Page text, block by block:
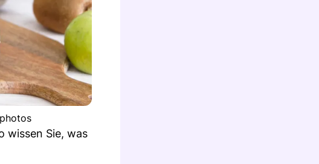
wissen Sie, was